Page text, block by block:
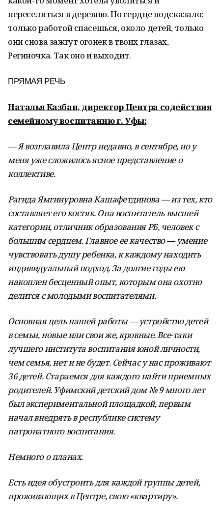
переселиться в деревню. Но сердце подсказало:
только работой спасешься, около детей, только
они снова зажгут огонек в твоих глазах,
Региночка. Так оно и выходит.
ПРЯМАЯ РЕЧЬ
Наталья Казбан, директор Центра содействия
семейному воспитанию г. Уфы:
— Я возглавила Центр недавно, в сентябре, но у
меня уже сложилось ясное представление о
коллективе.
Рагида Ямгинуровна Кашафетдинова — из тех, кто
составляет его костяк. Она воспитатель высшей
категории, отличник образования РБ, человек с
большим сердцем. Главное ее качество — умение
чувствовать душу ребенка, к каждому находить
индивидуальный подход. За долгие годы ею
накоплен бесценный опыт, которым она охотно
делится с молодыми воспитателями.
Основная цель нашей работы — устройство детей
в семьи, новые или свои же, кровные. Все-таки
лучшего института воспитания юной личности,
чем семья, нет и не будет. Сейчас у нас проживают
36 детей. Стараемся для каждого найти приемных
родителей. Уфимский детский дом № 9 много лет
был экспериментальной площадкой, первым
начал внедрять в республике систему
патронатного воспитания.
Немного о планах.
Есть идея обустроить для каждой группы детей,
проживающих в Центре, свою «квартиру».